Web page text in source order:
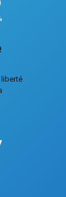
liberté